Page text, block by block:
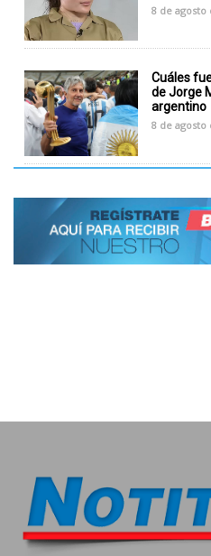
8 de agosto
Cuáles
de Jorge
argentino
8 de agosto